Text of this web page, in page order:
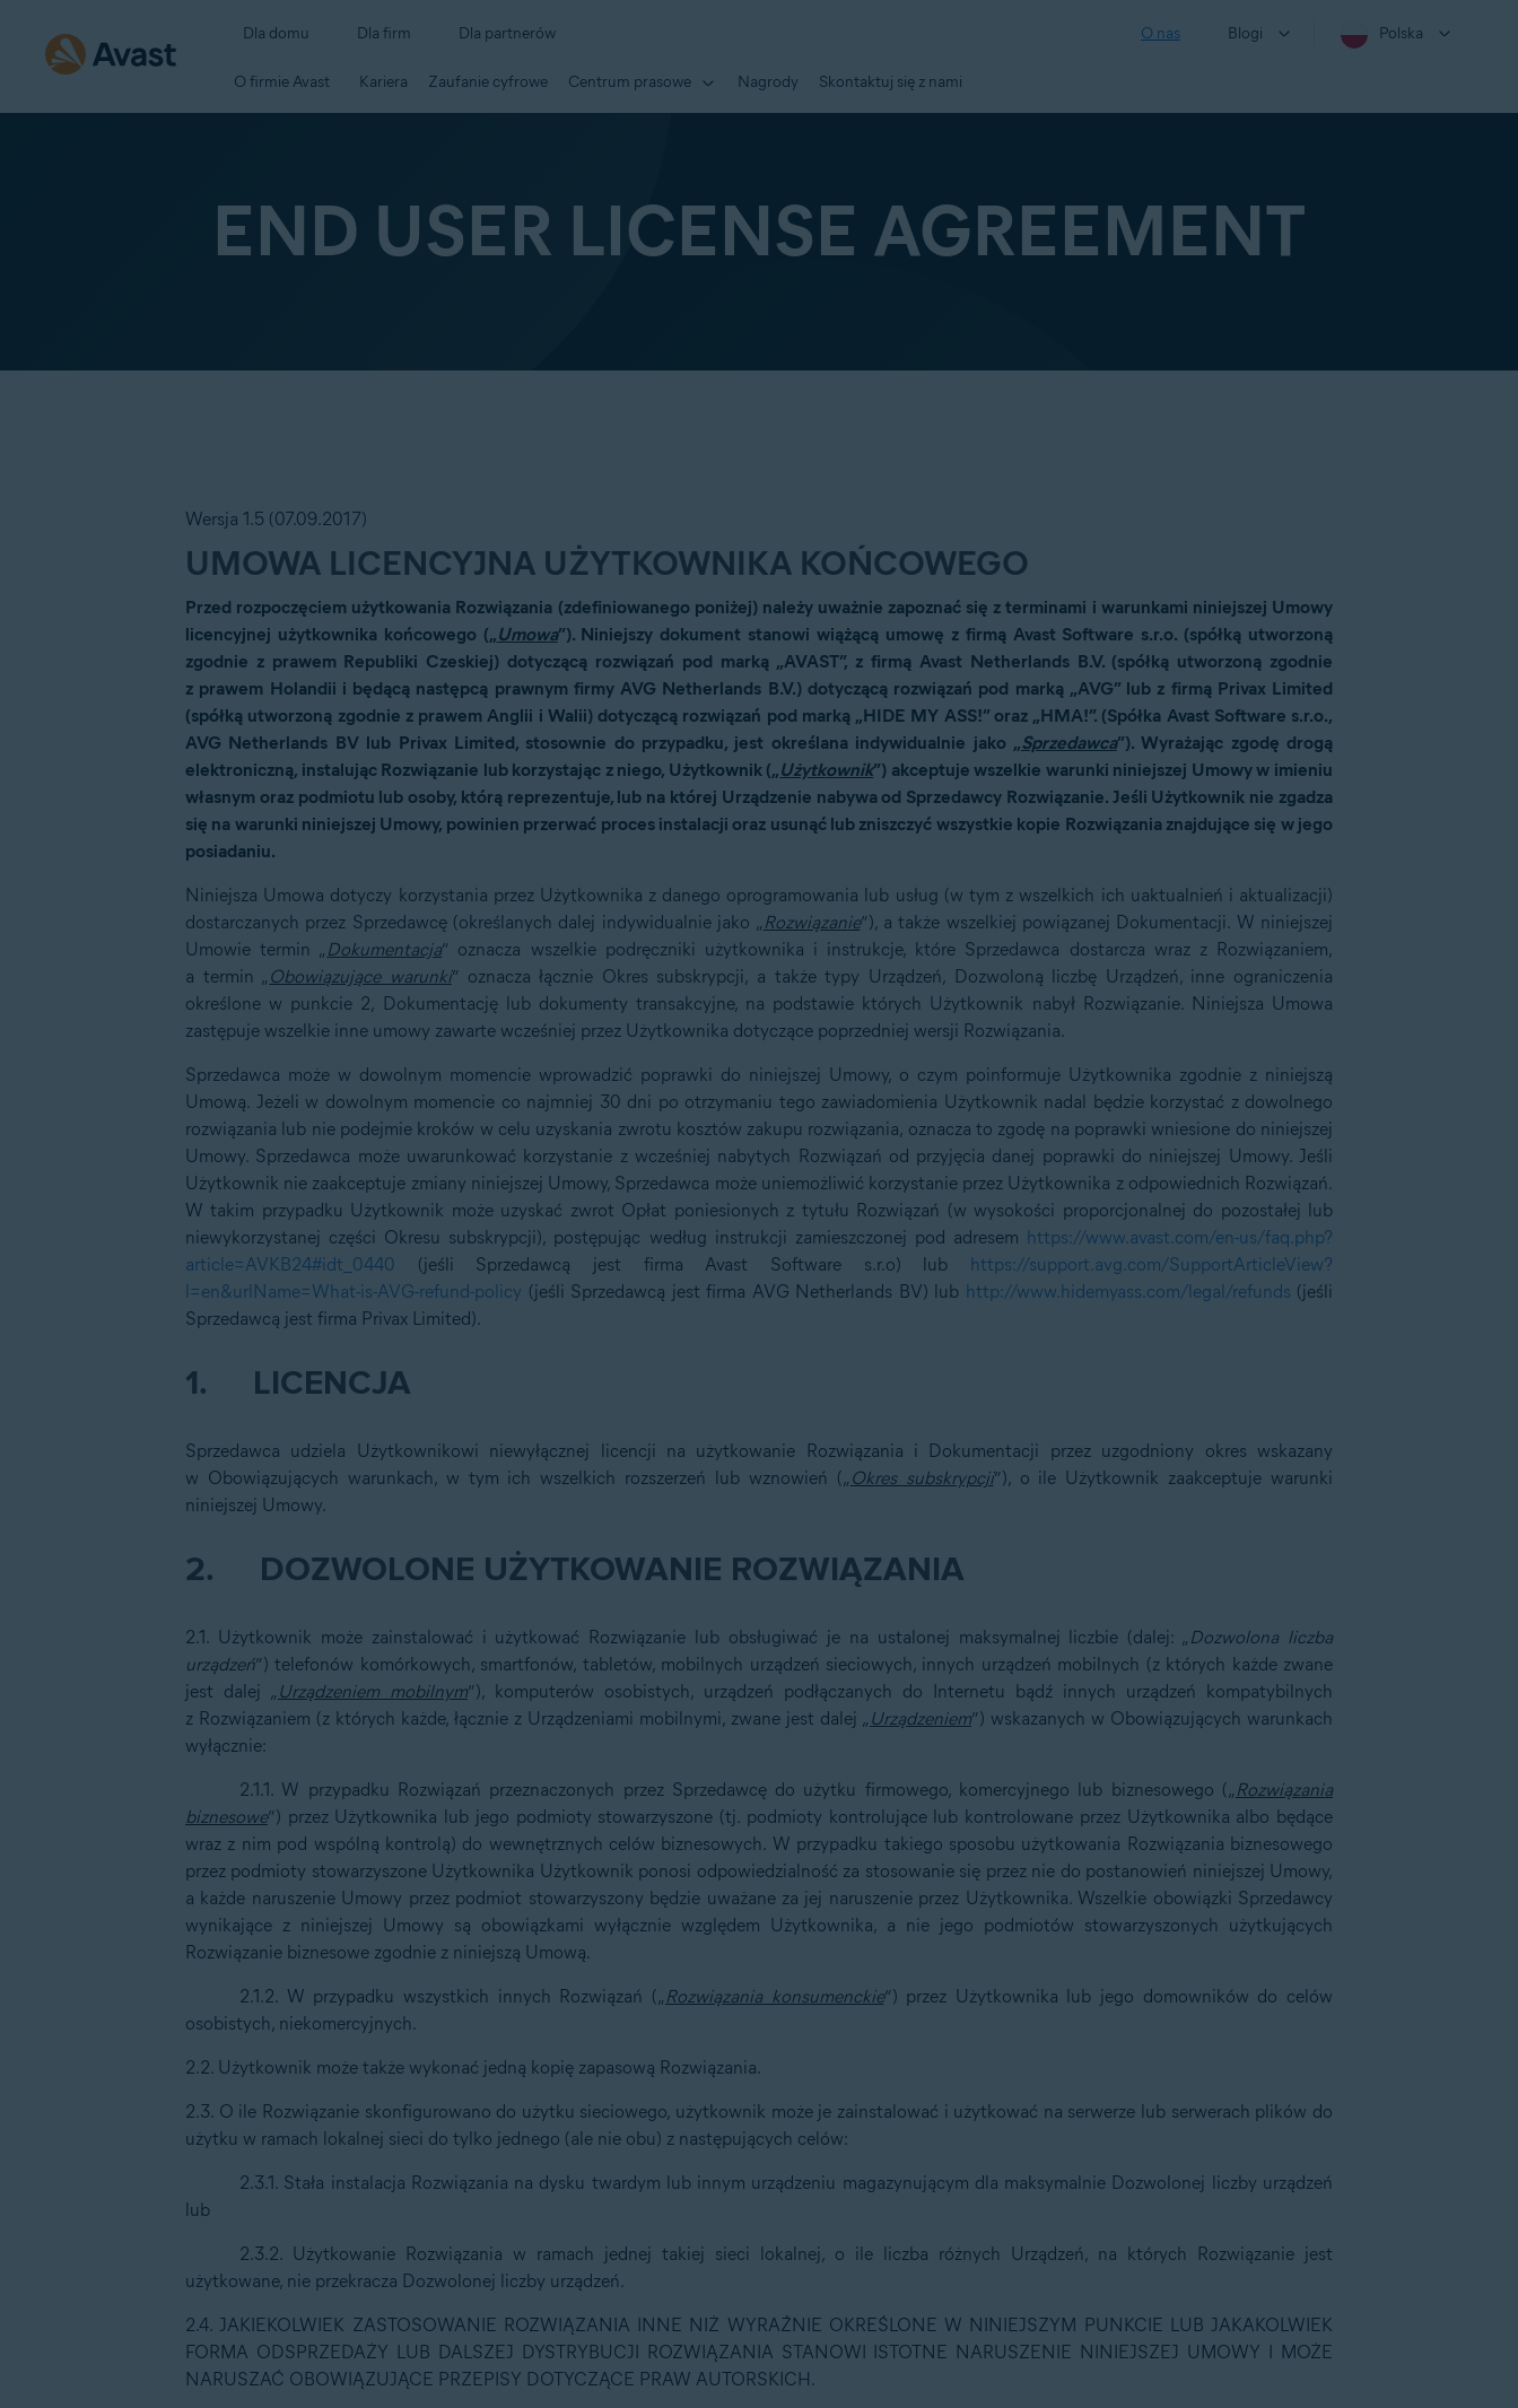
Dla domu Dla firm Dla partnerów O nas Blogi Polska
O firmie Avast Kariera Zaufanie cyfrowe Centrum prasowe Nagrody Skontaktuj się z nami
END USER LICENSE AGREEMENT
Wersja 1.5 (07.09.2017)
UMOWA LICENCYJNA UŻYTKOWNIKA KOŃCOWEGO
Przed rozpoczęciem użytkowania Rozwiązania (zdefiniowanego poniżej) należy uważnie zapoznać się z terminami i warunkami niniejszej Umowy
licencyjnej użytkownika końcowego („Umowa”). Niniejszy dokument stanowi wiążącą umowę z firmą Avast Software s.r.o. (spółką utworzoną
zgodnie z prawem Republiki Czeskiej) dotyczącą rozwiązań pod marką „AVAST”, z firmą Avast Netherlands B.V. (spółką utworzoną zgodnie
z prawem Holandii i będącą następcą prawnym firmy AVG Netherlands B.V.) dotyczącą rozwiązań pod marką „AVG” lub z firmą Privax Limited
(spółką utworzoną zgodnie z prawem Anglii i Walii) dotyczącą rozwiązań pod marką „HIDE MY ASS!” oraz „HMA!”. (Spółka Avast Software s.r.o.,
AVG Netherlands BV lub Privax Limited, stosownie do przypadku, jest określana indywidualnie jako „Sprzedawca”). Wyrażając zgodę drogą
elektroniczną, instalując Rozwiązanie lub korzystając z niego, Użytkownik („Użytkownik”) akceptuje wszelkie warunki niniejszej Umowy w imieniu
własnym oraz podmiotu lub osoby, którą reprezentuje, lub na której Urządzenie nabywa od Sprzedawcy Rozwiązanie. Jeśli Użytkownik nie zgadza
się na warunki niniejszej Umowy, powinien przerwać proces instalacji oraz usunąć lub zniszczyć wszystkie kopie Rozwiązania znajdujące się w jego
posiadaniu.
Niniejsza Umowa dotyczy korzystania przez Użytkownika z danego oprogramowania lub usług (w tym z wszelkich ich uaktualnień i aktualizacji)
dostarczanych przez Sprzedawcę (określanych dalej indywidualnie jako „ Rozwiązanie”), a także wszelkiej powiązanej Dokumentacji. W niniejszej
Umowie termin „ Dokumentacja” oznacza wszelkie podręczniki użytkownika i instrukcje, które Sprzedawca dostarcza wraz z Rozwiązaniem,
a termin „ Obowiązujące warunki” oznacza łącznie Okres subskrypcji, a także typy Urządzeń, Dozwoloną liczbę Urządzeń, inne ograniczenia
określone w punkcie 2, Dokumentację lub dokumenty transakcyjne, na podstawie których Użytkownik nabył Rozwiązanie. Niniejsza Umowa
zastępuje wszelkie inne umowy zawarte wcześniej przez Użytkownika dotyczące poprzedniej wersji Rozwiązania.
Sprzedawca może w dowolnym momencie wprowadzić poprawki do niniejszej Umowy, o czym poinformuje Użytkownika zgodnie z niniejszą
Umową. Jeżeli w dowolnym momencie co najmniej 30 dni po otrzymaniu tego zawiadomienia Użytkownik nadal będzie korzystać z dowolnego
rozwiązania lub nie podejmie kroków w celu uzyskania zwrotu kosztów zakupu rozwiązania, oznacza to zgodę na poprawki wniesione do niniejszej
Umowy. Sprzedawca może uwarunkować korzystanie z wcześniej nabytych Rozwiązań od przyjęcia danej poprawki do niniejszej Umowy. Jeśli
Użytkownik nie zaakceptuje zmiany niniejszej Umowy, Sprzedawca może uniemożliwić korzystanie przez Użytkownika z odpowiednich Rozwiązań.
W takim przypadku Użytkownik może uzyskać zwrot Opłat poniesionych z tytułu Rozwiązań (w wysokości proporcjonalnej do pozostałej lub
niewykorzystanej części Okresu subskrypcji), postępując według instrukcji zamieszczonej pod adresem https://www.avast.com/en-us/faq.php?
article=‌AVKB24#idt_0440 (jeśli Sprzedawcą jest firma Avast Software s.r.o) lub https://support.avg.com/SupportArticleView?
l‌=en&urlName=What-is-AVG-refund-policy (jeśli Sprzedawcą jest firma AVG Netherlands BV) lub http://www.hidemyass.com/legal/refunds (jeśli
Sprzedawcą jest firma Privax Limited).
1. LICENCJA
Sprzedawca udziela Użytkownikowi niewyłącznej licencji na użytkowanie Rozwiązania i Dokumentacji przez uzgodniony okres wskazany
w Obowiązujących warunkach, w tym ich wszelkich rozszerzeń lub wznowień („ Okres subskrypcji”), o ile Użytkownik zaakceptuje warunki
niniejszej Umowy.
2. DOZWOLONE UŻYTKOWANIE ROZWIĄZANIA
2.1. Użytkownik może zainstalować i użytkować Rozwiązanie lub obsługiwać je na ustalonej maksymalnej liczbie (dalej: „ Dozwolona liczba
urządzeń”) telefonów komórkowych, smartfonów, tabletów, mobilnych urządzeń sieciowych, innych urządzeń mobilnych (z których każde zwane
jest dalej „ Urządzeniem mobilnym”), komputerów osobistych, urządzeń podłączanych do Internetu bądź innych urządzeń kompatybilnych
z Rozwiązaniem (z których każde, łącznie z Urządzeniami mobilnymi, zwane jest dalej „ Urządzeniem”) wskazanych w Obowiązujących warunkach
wyłącznie:
2.1.1. W przypadku Rozwiązań przeznaczonych przez Sprzedawcę do użytku firmowego, komercyjnego lub biznesowego („ Rozwiązania
biznesowe”) przez Użytkownika lub jego podmioty stowarzyszone (tj. podmioty kontrolujące lub kontrolowane przez Użytkownika albo będące
wraz z nim pod wspólną kontrolą) do wewnętrznych celów biznesowych. W przypadku takiego sposobu użytkowania Rozwiązania biznesowego
przez podmioty stowarzyszone Użytkownika Użytkownik ponosi odpowiedzialność za stosowanie się przez nie do postanowień niniejszej Umowy,
a każde naruszenie Umowy przez podmiot stowarzyszony będzie uważane za jej naruszenie przez Użytkownika. Wszelkie obowiązki Sprzedawcy
wynikające z niniejszej Umowy są obowiązkami wyłącznie względem Użytkownika, a nie jego podmiotów stowarzyszonych użytkujących
Rozwiązanie biznesowe zgodnie z niniejszą Umową.
2.1.2. W przypadku wszystkich innych Rozwiązań („ Rozwiązania konsumenckie”) przez Użytkownika lub jego domowników do celów
osobistych, niekomercyjnych.
2.2. Użytkownik może także wykonać jedną kopię zapasową Rozwiązania.
2.3. O ile Rozwiązanie skonfigurowano do użytku sieciowego, użytkownik może je zainstalować i użytkować na serwerze lub serwerach plików do
użytku w ramach lokalnej sieci do tylko jednego (ale nie obu) z następujących celów:
2.3.1. Stała instalacja Rozwiązania na dysku twardym lub innym urządzeniu magazynującym dla maksymalnie Dozwolonej liczby urządzeń
lub
2.3.2. Użytkowanie Rozwiązania w ramach jednej takiej sieci lokalnej, o ile liczba różnych Urządzeń, na których Rozwiązanie jest
użytkowane, nie przekracza Dozwolonej liczby urządzeń.
2.4. JAKIEKOLWIEK ZASTOSOWANIE ROZWIĄZANIA INNE NIŻ WYRAŹNIE OKREŚLONE W NINIEJSZYM PUNKCIE LUB JAKAKOLWIEK
FORMA ODSPRZEDAŻY LUB DALSZEJ DYSTRYBUCJI ROZWIĄZANIA STANOWI ISTOTNE NARUSZENIE NINIEJSZEJ UMOWY I MOŻE
NARUSZAĆ OBOWIĄZUJĄCE PRZEPISY DOTYCZĄCE PRAW AUTORSKICH.